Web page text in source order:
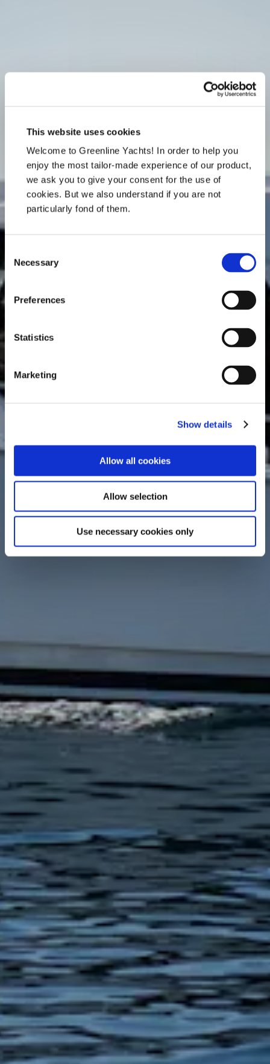
This website uses cookies
Welcome to Greenline Yachts! In order to help you
enjoy the most tailor-made experience of our product,
we ask you to give your consent for the use of
cookies. But we also understand if you are not
particularly fond of them.
Selection
Necessary
Preferences
Statistics
Marketing
Show details
Allow all cookies
Allow selection
Use necessary cookies only